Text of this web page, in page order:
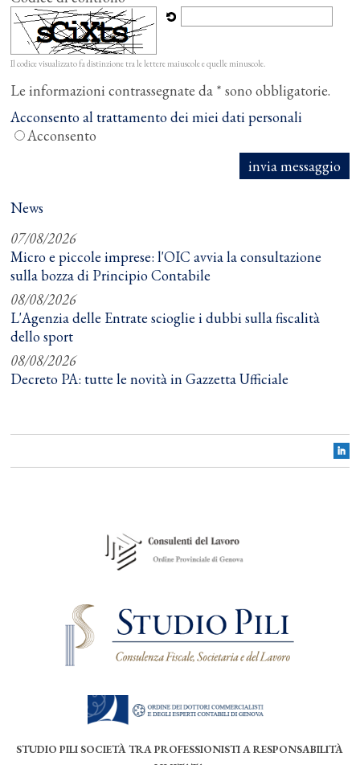
Il codice visualizzato fa distinzione tra le lettere maiuscole e quelle minuscole.
Le informazioni contrassegnate da * sono obbligatorie.
Acconsento al trattamento dei miei dati personali
Acconsento
News
07/08/2026
Micro e piccole imprese: l'OIC avvia la consultazione
sulla bozza di Principio Contabile
08/08/2026
L'Agenzia delle Entrate scioglie i dubbi sulla fiscalità
dello sport
08/08/2026
Decreto PA: tutte le novità in Gazzetta Ufficiale
STUDIO PILI SOCIETÀ TRA PROFESSIONISTI A RESPONSABILITÀ